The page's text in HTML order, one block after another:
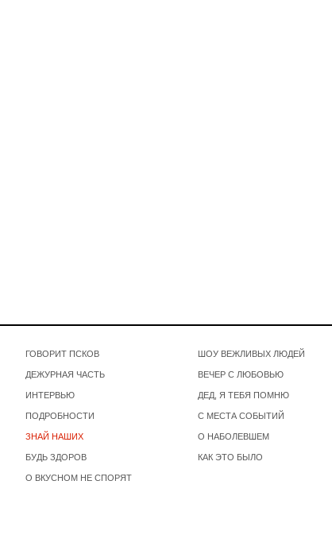
ГОВОРИТ ПСКОВ
ДЕЖУРНАЯ ЧАСТЬ
ИНТЕРВЬЮ
ПОДРОБНОСТИ
ЗНАЙ НАШИХ
БУДЬ ЗДОРОВ
О ВКУСНОМ НЕ СПОРЯТ
ШОУ ВЕЖЛИВЫХ ЛЮДЕЙ
ВЕЧЕР С ЛЮБОВЬЮ
ДЕД, Я ТЕБЯ ПОМНЮ
С МЕСТА СОБЫТИЙ
О НАБОЛЕВШЕМ
КАК ЭТО БЫЛО